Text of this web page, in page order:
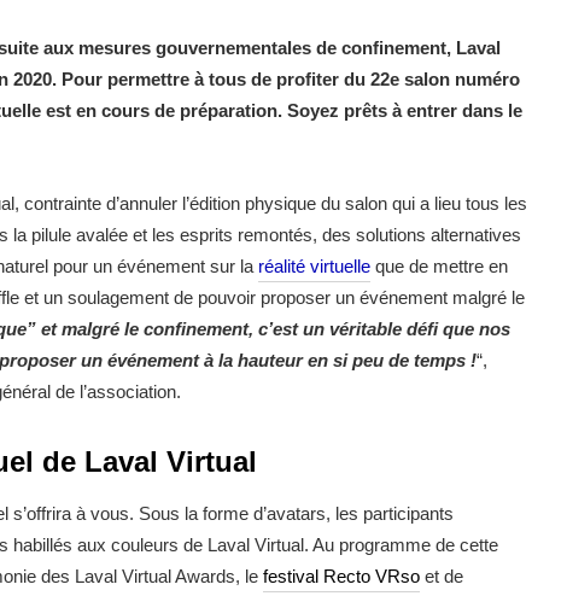
aux mesures gouvernementales de confinement, Laval
Pour permettre à tous de profiter du 22e salon numéro
est en cours de préparation. Soyez prêts à entrer dans le
contrainte d’annuler l’édition physique du salon qui a lieu tous les
la pilule avalée et les esprits remontés, des solutions alternatives
pour un événement sur la réalité virtuelle que de mettre en
et un soulagement de pouvoir proposer un événement malgré le
et malgré le confinement, c’est un véritable défi que nos
un événement à la hauteur en si peu de temps !“,
de l’association.
de Laval Virtual
à vous. Sous la forme d’avatars, les participants
aux couleurs de Laval Virtual. Au programme de cette
des Laval Virtual Awards, le festival Recto VRso et de